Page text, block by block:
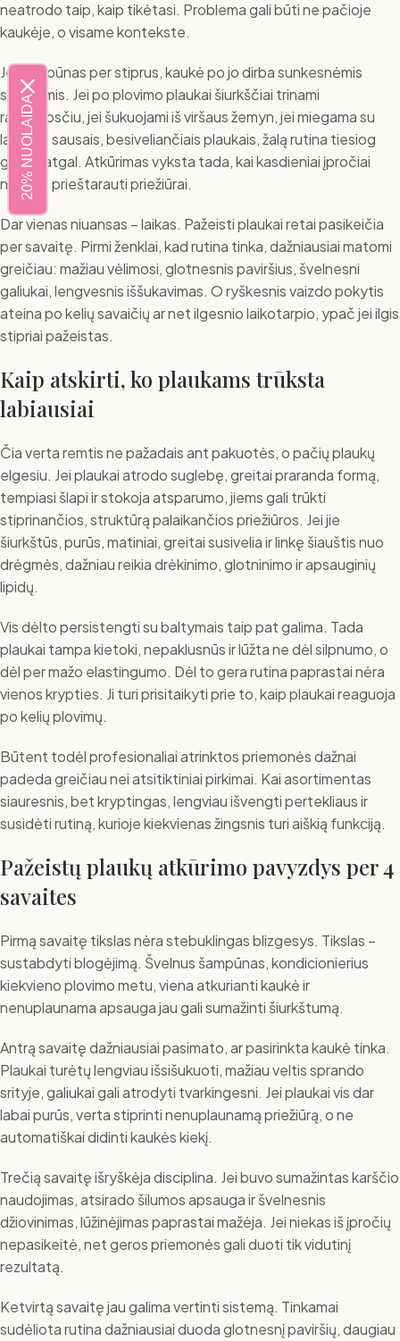
neatrodo taip, kaip tikėtasi. Problema gali būti ne pačioje
kaukėje, o visame kontekste.
Jei šampūnas per stiprus, kaukė po jo dirba sunkesnėmis
sąlygomis. Jei po plovimo plaukai šiurkščiai trinami
rankšluosčiu, jei šukuojami iš viršaus žemyn, jei miegama su
laisvais, sausais, besiveliančiais plaukais, žalą rutina tiesiog
gauna atgal. Atkūrimas vyksta tada, kai kasdieniai įpročiai
nustoja prieštarauti priežiūrai.
Dar vienas niuansas – laikas. Pažeisti plaukai retai pasikeičia
per savaitę. Pirmi ženklai, kad rutina tinka, dažniausiai matomi
greičiau: mažiau vėlimosi, glotnesnis paviršius, švelnesni
galiukai, lengvesnis iššukavimas. O ryškesnis vaizdo pokytis
ateina po kelių savaičių ar net ilgesnio laikotarpio, ypač jei ilgis
stipriai pažeistas.
Kaip atskirti, ko plaukams trūksta
labiausiai
Čia verta remtis ne pažadais ant pakuotės, o pačių plaukų
elgesiu. Jei plaukai atrodo suglebę, greitai praranda formą,
tempiasi šlapi ir stokoja atsparumo, jiems gali trūkti
stiprinančios, struktūrą palaikančios priežiūros. Jei jie
šiurkštūs, purūs, matiniai, greitai susivelia ir linkę šiauštis nuo
drėgmės, dažniau reikia drėkinimo, glotninimo ir apsauginių
lipidų.
Vis dėlto persistengti su baltymais taip pat galima. Tada
plaukai tampa kietoki, nepaklusnūs ir lūžta ne dėl silpnumo, o
dėl per mažo elastingumo. Dėl to gera rutina paprastai nėra
vienos krypties. Ji turi prisitaikyti prie to, kaip plaukai reaguoja
po kelių plovimų.
Būtent todėl profesionaliai atrinktos priemonės dažnai
padeda greičiau nei atsitiktiniai pirkimai. Kai asortimentas
siauresnis, bet kryptingas, lengviau išvengti pertekliaus ir
susidėti rutiną, kurioje kiekvienas žingsnis turi aiškią funkciją.
Pažeistų plaukų atkūrimo pavyzdys per 4
savaites
Pirmą savaitę tikslas nėra stebuklingas blizgesys. Tikslas –
sustabdyti blogėjimą. Švelnus šampūnas, kondicionierius
kiekvieno plovimo metu, viena atkurianti kaukė ir
nenuplaunama apsauga jau gali sumažinti šiurkštumą.
Antrą savaitę dažniausiai pasimato, ar pasirinkta kaukė tinka.
Plaukai turėtų lengviau išsišukuoti, mažiau veltis sprando
srityje, galiukai gali atrodyti tvarkingesni. Jei plaukai vis dar
labai purūs, verta stiprinti nenuplaunamą priežiūrą, o ne
automatiškai didinti kaukės kiekį.
Trečią savaitę išryškėja disciplina. Jei buvo sumažintas karščio
naudojimas, atsirado šilumos apsauga ir švelnesnis
džiovinimas, lūžinėjimas paprastai mažėja. Jei niekas iš įpročių
nepasikeitė, net geros priemonės gali duoti tik vidutinį
rezultatą.
Ketvirtą savaitę jau galima vertinti sistemą. Tinkamai
sudėliota rutina dažniausiai duoda glotnesnį paviršių, daugiau
20% NUOLAIDA